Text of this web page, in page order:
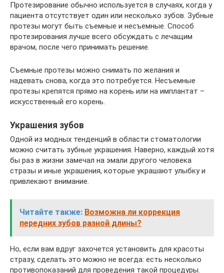
Протезирование обычно используется в случаях, когда у
пациента отсутствует один или несколько зубов. Зубные
протезы могут быть съемные и несъемные. Способ
протезирования лучше всего обсуждать с лечащим
врачом, после чего принимать решение.
Съемные протезы можно снимать по желания и
надевать снова, когда это потребуется. Несъемные
протезы крепятся прямо на корень или на имплантат –
искусственный его корень.
Украшения зубов
Одной из модных тенденций в области стоматологии
можно считать зубные украшения. Наверно, каждый хотя
бы раз в жизни замечал на эмали другого человека
стразы и иные украшения, которые украшают улыбку и
привлекают внимание.
Читайте также: Возможна ли коррекция
передних зубов разной длины?
Но, если вам вдруг захочется установить для красоты
стразу, сделать это можно не всегда: есть несколько
противопоказаний для проведения такой процедуры.